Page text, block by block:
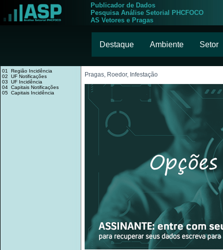
Publicador de Dados
Pesquisa Análise Setorial PHCFOCO
AS Vetores e Pragas
Destaque Ambiente Setor
01 Região Incidência
02 UF Notificações
03 UF Incidência
04 Capitais Notificações
05 Capitais Incidência
Pragas, Roedor, Infestação